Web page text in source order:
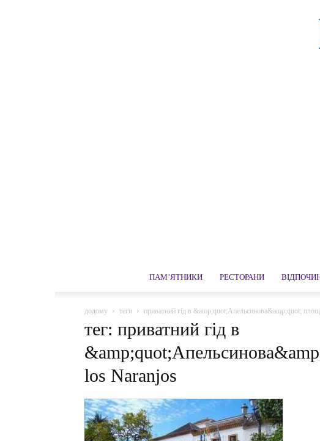
ПАМ’ЯТНИКИ РЕСТОРАНИ
додому теги приватний гід в &amp;quot;Апельсинова&amp;quot;
тег: приватний гід в
los Naranjos